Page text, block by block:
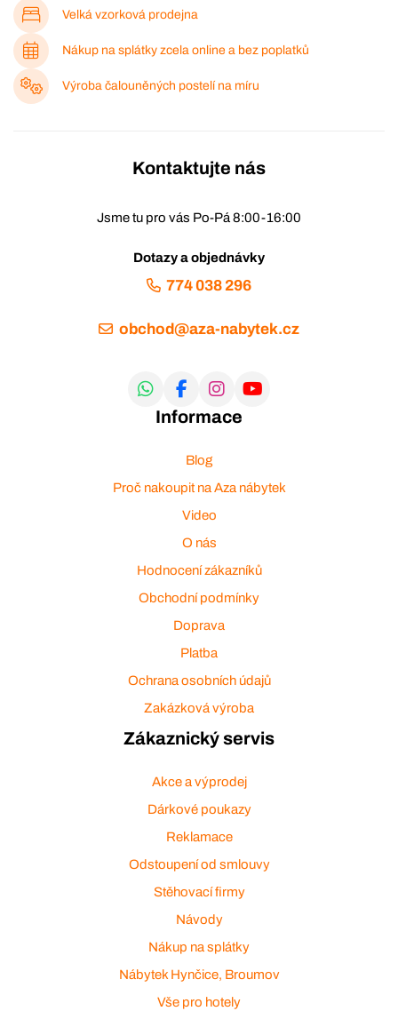
Velká vzorková prodejna
Nákup na splátky zcela online a bez poplatků
Výroba čalouněných postelí na míru
Kontaktujte nás
Jsme tu pro vás Po-Pá 8:00-16:00
Dotazy a objednávky
774 038 296
obchod@aza-nabytek.cz
Informace
Blog
Proč nakoupit na Aza nábytek
Video
O nás
Hodnocení zákazníků
Obchodní podmínky
Doprava
Platba
Ochrana osobních údajů
Zakázková výroba
Zákaznický servis
Akce a výprodej
Dárkové poukazy
Reklamace
Odstoupení od smlouvy
Stěhovací firmy
Návody
Nákup na splátky
Nábytek Hynčice, Broumov
Vše pro hotely